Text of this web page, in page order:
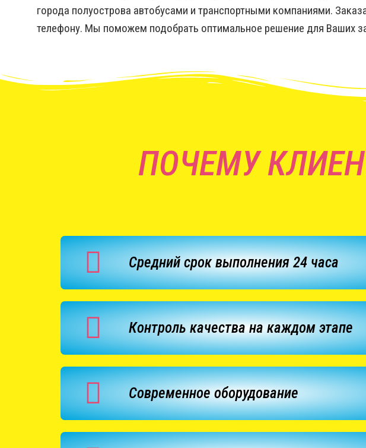
города полуострова автобусами и транспортными компаниями.
телефону. Мы поможем подобрать оптимальное решение для Ваших
ПОЧЕМУ
Средний срок выполнения 24 часа
Контроль качества на каждом этапе
Современное оборудование